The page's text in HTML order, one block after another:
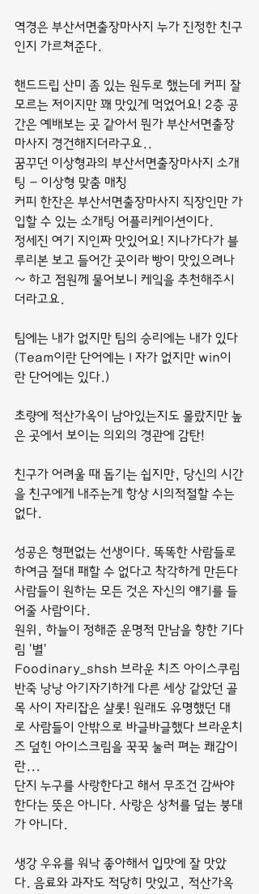
역경은 부산서면출장마사지 누가 진정한 친구
인지 가르쳐준다.
핸드드립 산미 좀 있는 원두로 했는데 커피 잘
모르는 저이지만 꽤 맛있게 먹었어요! 2층 공
간은 예배보는 곳 같아서 뭔가 부산서면출장
마사지 경건해지더라구요..
꿈꾸던 이상형과의 부산서면출장마사지 소개
팅 - 이상형 맞춤 매칭
커피 한잔은 부산서면출장마사지 직장인만 가
입할 수 있는 소개팅 어플리케이션이다.
정세진 여기 지인짜 맛있어요! 지나가다가 블
루리본 보고 들어간 곳이라 빵이 맛있으려나
~ 하고 점원께 물어보니 케잌을 추천해주시
더라고요.
팀에는 내가 없지만 팀의 승리에는 내가 있다
(Team이란 단어에는 I 자가 없지만 win이
란 단어에는 있다.)
초량에 적산가옥이 남아있는지도 몰랐지만 높
은 곳에서 보이는 의외의 경관에 감탄!
친구가 어려울 때 돕기는 쉽지만, 당신의 시간
을 친구에게 내주는게 항상 시의적절할 수는
없다.
성공은 형편없는 선생이다. 똑똑한 사람들로
하여금 절대 패할 수 없다고 착각하게 만든다
사람들이 원하는 모든 것은 자신의 얘기를 들
어줄 사람이다.
원위, 하늘이 정해준 운명적 만남을 향한 기다
림 '별'
Foodinary_shsh 브라운 치즈 아이스쿠림
반죽 낭낭 아기자기하게 다른 세상 같았던 골
목 사이 자리잡은 샬롯! 원래도 유명했던 대
로 사람들이 안밖으로 바글바글했다 브라운치
즈 덮힌 아이스크림을 꾹꾹 눌러 펴는 쾌감이
란...
단지 누구를 사랑한다고 해서 무조건 감싸야
한다는 뜻은 아니다. 사랑은 상처를 덮는 붕대
가 아니다.
생강 우유를 워낙 좋아해서 입맛에 잘 맛았
다. 음료와 과자도 적당히 맛있고, 적산가옥